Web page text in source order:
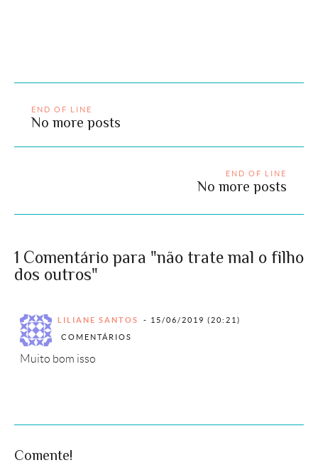
END OF LINE
No more posts
END OF LINE
No more posts
1 Comentário para "não trate mal o filho
dos outros"
LILIANE SANTOS
15/06/2019 (20:21)
COMENTÁRIOS
Muito bom isso
Comente!